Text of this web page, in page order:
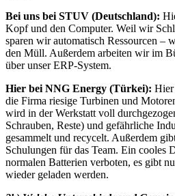
Bei uns bei STUV (Deutschland):
Kopf und den Computer. Weil wir
sparen wir automatisch Ressourcen –
den Müll. Außerdem arbeiten wir im
über unser ERP-System.
Hier bei NNG Energy (Türkei):
die Firma riesige Turbinen und
wird in der Werkstatt voll
Schrauben, Reste) und gefährliche
gesammelt und recycelt. Außerdem
Schulungen für das Team. Ein cooles
normalen Batterien verboten, es gibt
wieder geladen werden.